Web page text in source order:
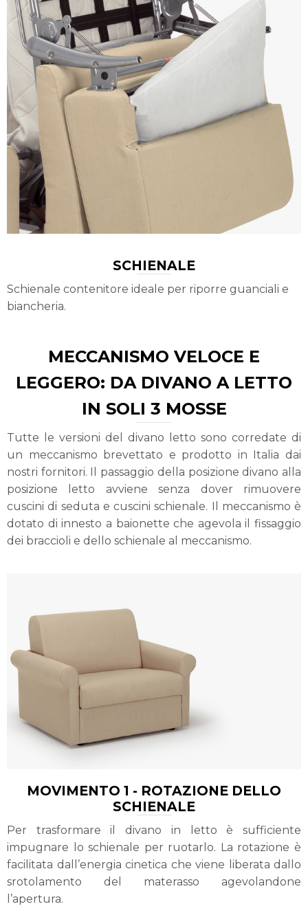
SCHIENALE
Schienale contenitore ideale per riporre guanciali e
biancheria.
MECCANISMO VELOCE E
LEGGERO: DA DIVANO A LETTO
IN SOLI 3 MOSSE
Tutte le versioni del divano letto sono corredate di
un meccanismo brevettato e prodotto in Italia dai
nostri fornitori. Il passaggio della posizione divano alla
posizione letto avviene senza dover rimuovere
cuscini di seduta e cuscini schienale. Il meccanismo è
dotato di innesto a baionette che agevola il fissaggio
dei braccioli e dello schienale al meccanismo.
MOVIMENTO 1 - ROTAZIONE DELLO
SCHIENALE
Per trasformare il divano in letto è sufficiente
impugnare lo schienale per ruotarlo. La rotazione è
facilitata dall’energia cinetica che viene liberata dallo
srotolamento del materasso agevolandone
l’apertura.